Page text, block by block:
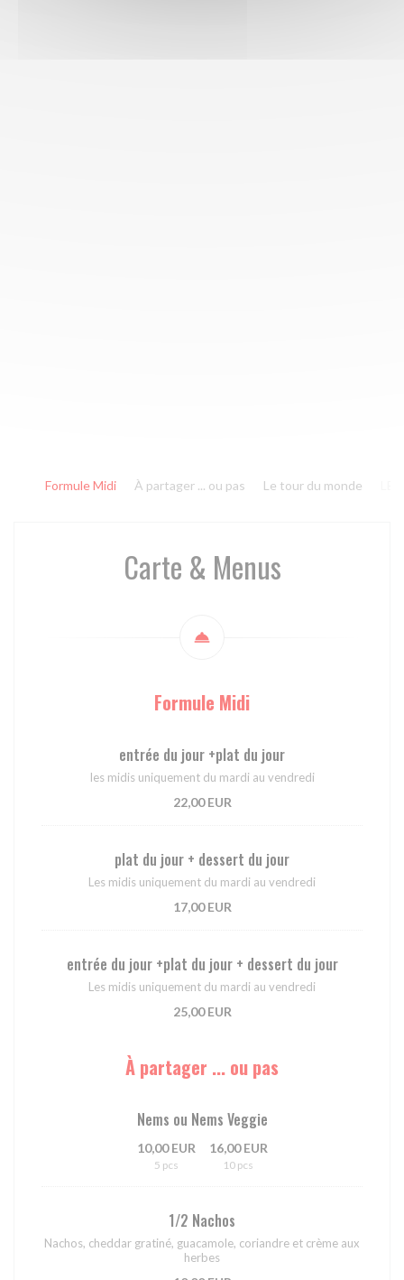
Formule Midi À partager ... ou pas Le tour du monde
Carte & Menus
Formule Midi
entrée du jour +plat du jour
les midis uniquement du mardi au vendredi
22,00 EUR
plat du jour + dessert du jour
Les midis uniquement du mardi au vendredi
17,00 EUR
entrée du jour +plat du jour + dessert du jour
Les midis uniquement du mardi au vendredi
25,00 EUR
À partager ... ou pas
Nems ou Nems Veggie
10,00 EUR
5 pcs
16,00 EUR
10 pcs
1/2 Nachos
Nachos, cheddar gratiné, guacamole, coriandre et crème aux
herbes